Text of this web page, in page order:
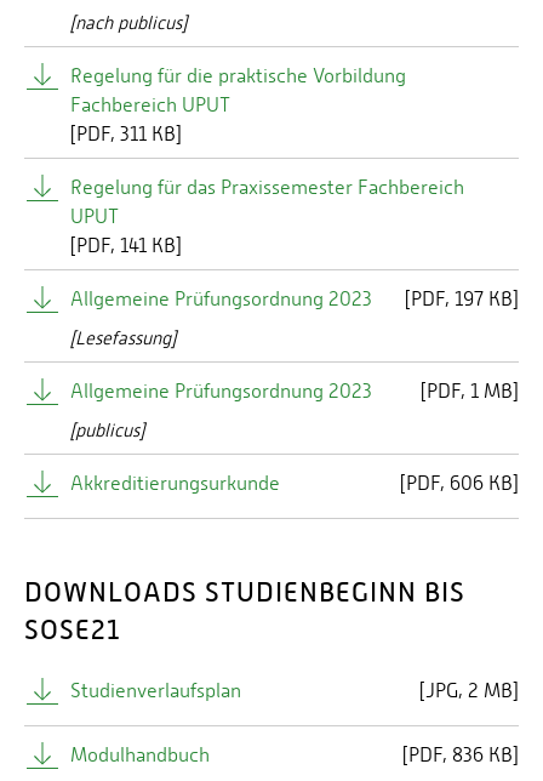
Ansprechpartner:
Herr Eric Rietzke
Campusallee 9928
55768 Hoppstädten-Weiersbach
Kontakt: e.rietzke(at)silvercreations.de
SURATEC Service GmbH
Frankfurter Straße 1
66606 St. Wendel
Webseite:
www.suratec.de
Stadtwerke GmbH Bad Kreuznach
[nach publicus]
Regelung für die praktische Vorbildung
Fachbereich UPUT
[PDF 311 KB]
Regelung für das Praxissemester Fachbereich
UPUT
[PDF 141 KB]
Allgemeine Prüfungsordnung 2023 [PDF 197 KB]
[Lesefassung]
Allgemeine Prüfungsordnung 2023 [PDF 1 MB]
[publicus]
Akkreditierungsurkunde [PDF 606 KB]
DOWNLOADS STUDIENBEGINN BIS
SOSE21
Studienverlaufsplan [JPG 2 MB]
Modulhandbuch [PDF 836 KB]